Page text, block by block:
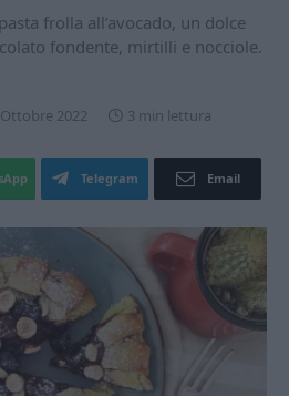
frolla all’avocado, un dolce
fondente, mirtilli e nocciole.
2022 3 min lettura
Telegram Email